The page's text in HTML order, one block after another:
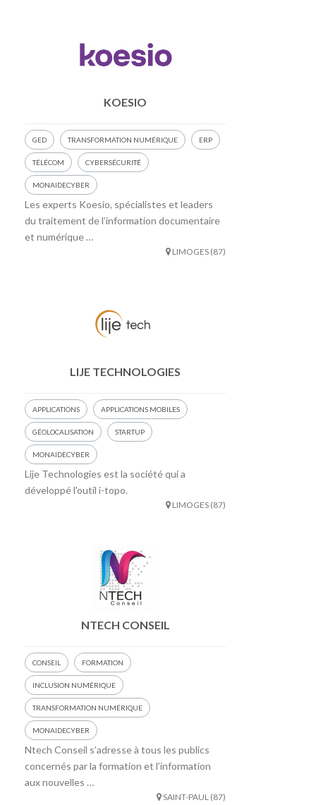
KOESIO
GED TRANSFORMATION NUMÉRIQUE ERP
TÉLÉCOM CYBERSÉCURITÉ
MONAIDECYBER
Les experts Koesio, spécialistes et leaders
du traitement de l’information documentaire
et numérique …
LIMOGES (87)
LIJE TECHNOLOGIES
APPLICATIONS APPLICATIONS MOBILES
GÉOLOCALISATION STARTUP
MONAIDECYBER
Lije Technologies est la société qui a
développé l'outil i-topo.
LIMOGES (87)
NTECH CONSEIL
CONSEIL FORMATION
INCLUSION NUMÉRIQUE
TRANSFORMATION NUMÉRIQUE
MONAIDECYBER
Ntech Conseil s’adresse à tous les publics
concernés par la formation et l’information
aux nouvelles …
SAINT-PAUL (87)